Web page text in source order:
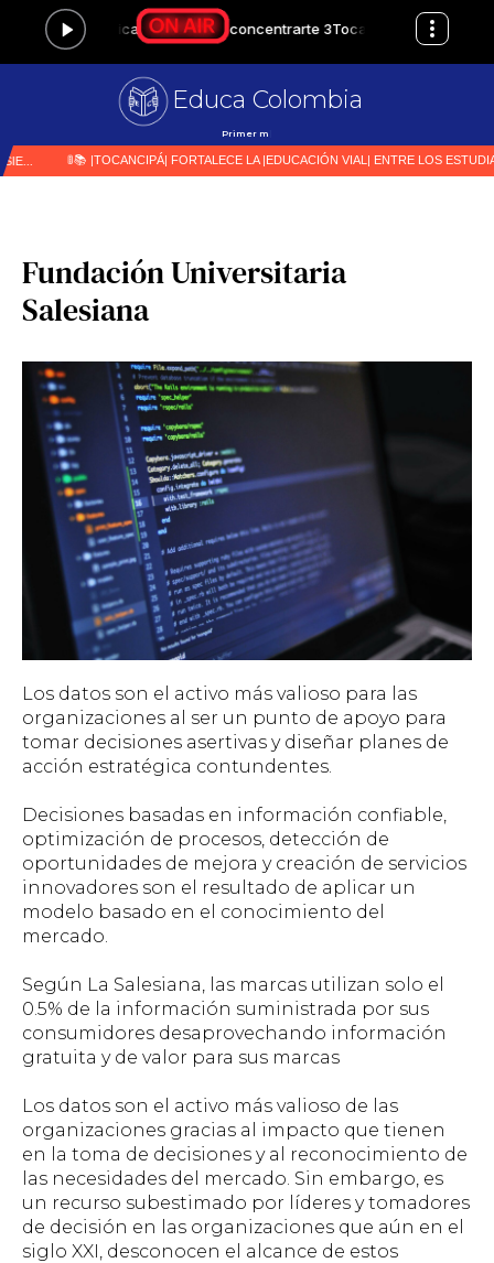
Educa Colombia
Primer medio especializado
Fundación Universitaria
Salesiana
Los datos son el activo más valioso para las
organizaciones al ser un punto de apoyo para
tomar decisiones asertivas y diseñar planes de
acción estratégica contundentes.
Decisiones basadas en información confiable,
optimización de procesos, detección de
oportunidades de mejora y creación de servicios
innovadores son el resultado de aplicar un
modelo basado en el conocimiento del
mercado.
Según La Salesiana, las marcas utilizan solo el
0.5% de la información suministrada por sus
consumidores desaprovechando información
gratuita y de valor para sus marcas
Los datos son el activo más valioso de las
organizaciones gracias al impacto que tienen
en la toma de decisiones y al reconocimiento de
las necesidades del mercado. Sin embargo, es
un recurso subestimado por líderes y tomadores
de decisión en las organizaciones que aún en el
siglo XXI, desconocen el alcance de estos